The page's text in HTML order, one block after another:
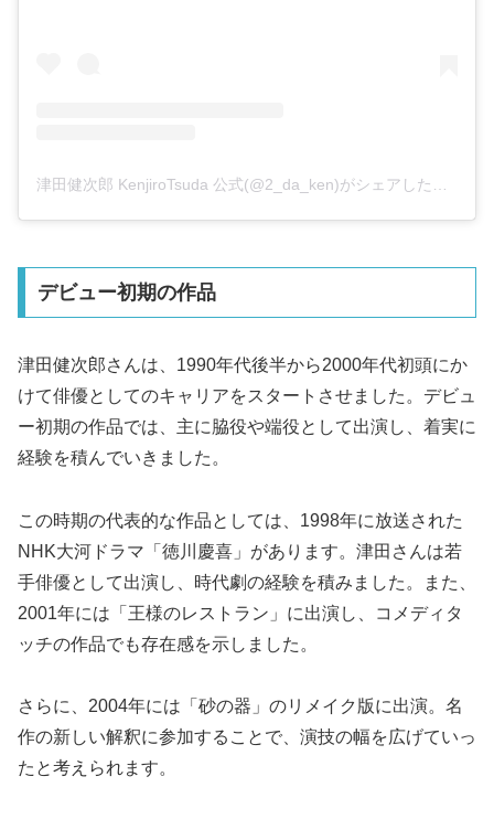
デビュー初期の作品
津田健次郎さんは、1990年代後半から2000年代初頭にか
けて俳優としてのキャリアをスタートさせました。デビュ
ー初期の作品では、主に脇役や端役として出演し、着実に
経験を積んでいきました。
この時期の代表的な作品としては、1998年に放送された
NHK大河ドラマ「徳川慶喜」があります。津田さんは若
手俳優として出演し、時代劇の経験を積みました。また、
2001年には「王様のレストラン」に出演し、コメディタ
ッチの作品でも存在感を示しました。
さらに、2004年には「砂の器」のリメイク版に出演。名
作の新しい解釈に参加することで、演技の幅を広げていっ
たと考えられます。